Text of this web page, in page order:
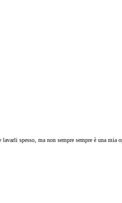
spesso, ma non sempre sempre è una mia